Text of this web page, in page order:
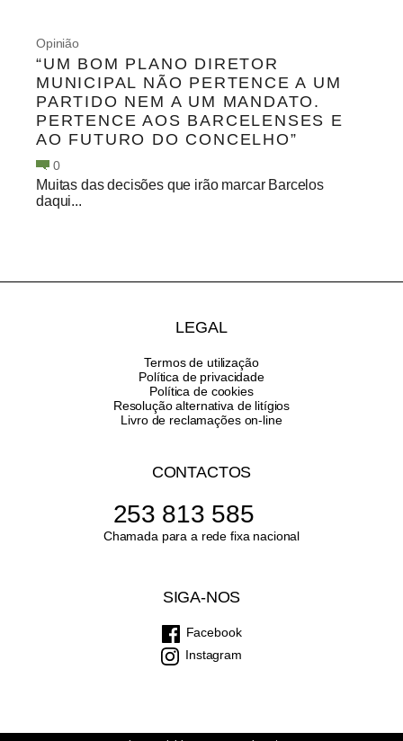
Opinião
“UM BOM PLANO DIRETOR
MUNICIPAL NÃO PERTENCE A UM
PARTIDO NEM A UM MANDATO.
PERTENCE AOS BARCELENSES E
AO FUTURO DO CONCELHO”
0
Muitas das decisões que irão marcar Barcelos
daqui...
LEGAL
Termos de utilização
Política de privacidade
Política de cookies
Resolução alternativa de litígios
Livro de reclamações on-line
CONTACTOS
253 813 585
Chamada para a rede fixa nacional
SIGA-NOS
Facebook
Instagram